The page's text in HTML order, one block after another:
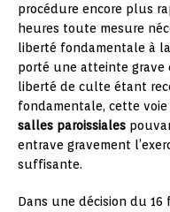
procédure encore plus
heures toute mesure
liberté fondamentale à
porté une atteinte grave
liberté de culte étant
fondamentale, cette
salles paroissiales
entrave gravement
suffisante.
Dans une décision du 16